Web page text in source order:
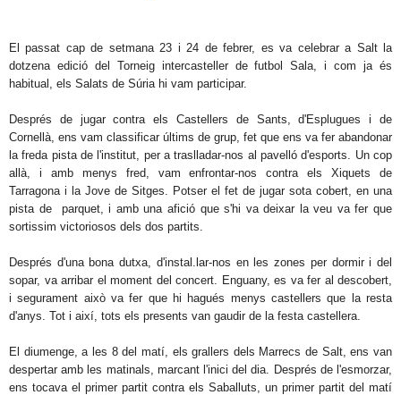
El passat cap de setmana 23 i 24 de febrer, es va celebrar a Salt la
dotzena edició del Torneig intercasteller de futbol Sala, i com ja és
habitual, els Salats de Súria hi vam participar.
Després de jugar contra els Castellers de Sants, d'Esplugues i de
Cornellà, ens vam classificar últims de grup, fet que ens va fer abandonar
la freda pista de l'institut, per a traslladar-nos al pavelló d'esports. Un cop
allà, i amb menys fred, vam enfrontar-nos contra els Xiquets de
Tarragona i la Jove de Sitges. Potser el fet de jugar sota cobert, en una
pista de parquet, i amb una afició que s'hi va deixar la veu va fer que
sortissim victoriosos dels dos partits.
Després d'una bona dutxa, d'instal.lar-nos en les zones per dormir i del
sopar, va arribar el moment del concert. Enguany, es va fer al descobert,
i segurament això va fer que hi hagués menys castellers que la resta
d'anys. Tot i així, tots els presents van gaudir de la festa castellera.
El diumenge, a les 8 del matí, els grallers dels Marrecs de Salt, ens van
despertar amb les matinals, marcant l'inici del dia. Després de l'esmorzar,
ens tocava el primer partit contra els Saballuts, un primer partit del matí